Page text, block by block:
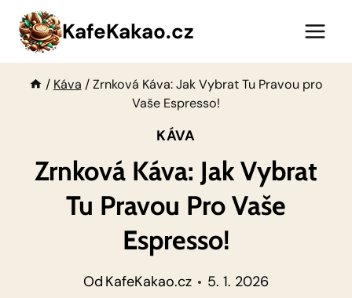
Přeskočit
obsah
KafeKakao.cz
/ Káva / Zrnková Káva: Jak Vybrat Tu Pravou pro
Vaše Espresso!
KÁVA
Zrnková Káva: Jak Vybrat
Tu Pravou Pro Vaše
Espresso!
Od KafeKakao.cz 5. 1. 2026